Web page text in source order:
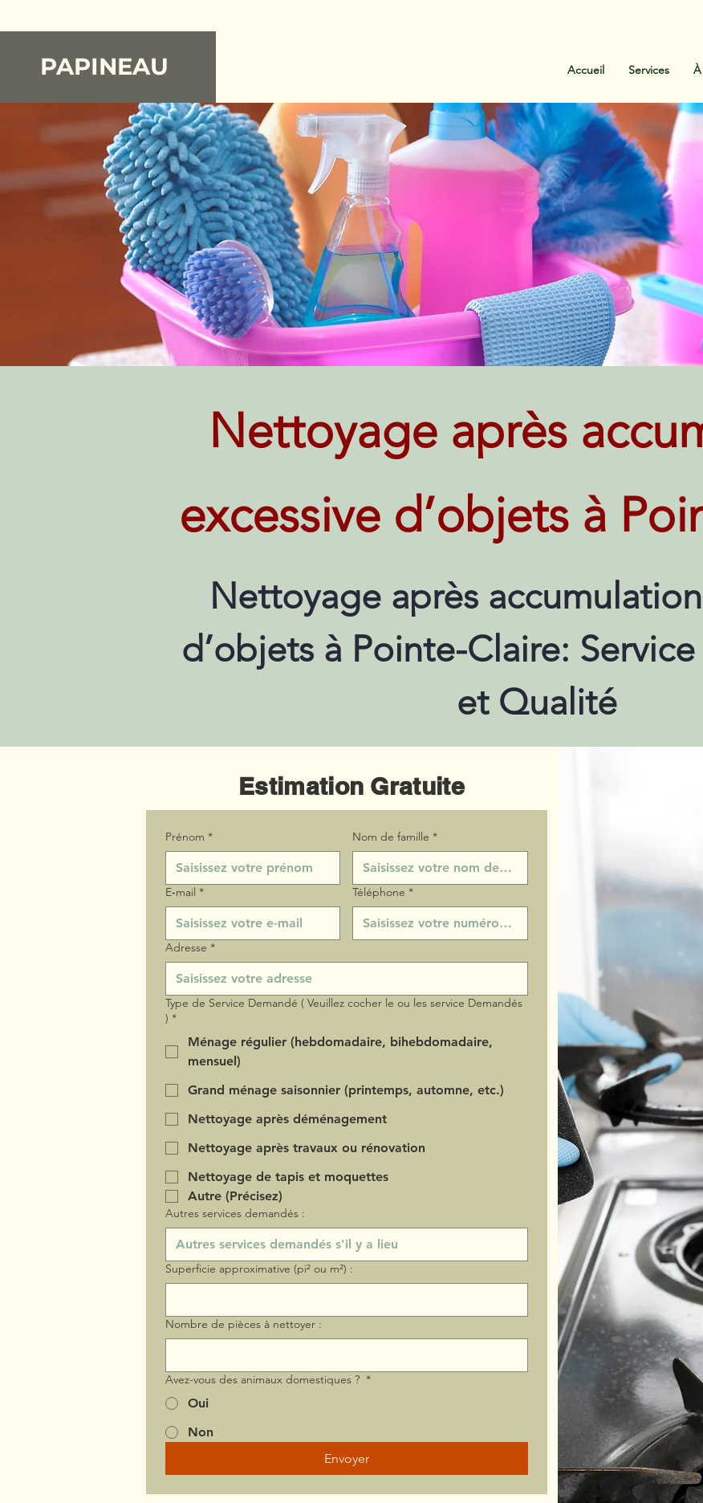
PAPINEAU Accueil Services
Nettoyage après
excessive d’objets à
Nettoyage après
d’objets à Pointe-Claire:
et Qualité
Estimation Gratuite
Prénom * Nom de famille *
E‑mail * Téléphone *
Adresse *
Type de Service Demandé ( Veuillez cocher le ou les service Demandés
) *
Ménage régulier (hebdomadaire, bihebdomadaire,
mensuel)
Grand ménage saisonnier (printemps, automne, etc.)
Nettoyage après déménagement
Nettoyage après travaux ou rénovation
Nettoyage de tapis et moquettes
Autre (Précisez)
Autres services demandés :
Superficie approximative (pi² ou m²) :
Nombre de pièces à nettoyer :
Avez-vous des animaux domestiques ? *
Oui
Non
Envoyer